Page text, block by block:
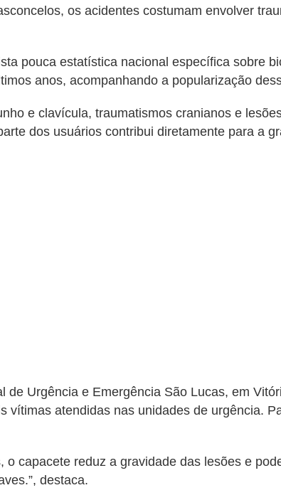
os acidentes costumam envolver
pouca estatística nacional específica sobre
anos, acompanhando a popularização
e clavícula, traumatismos cranianos e
dos usuários contribui diretamente para a
de Urgência e Emergência São Lucas, em
vítimas atendidas nas unidades de urgência.
o capacete reduz a gravidade das lesões e
destaca.